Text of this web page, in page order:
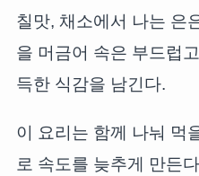
칠맛, 채소에서 나는 은
을 머금어 속은 부드럽
득한 식감을 남긴다.
이 요리는 함께 나눠 먹
로 속도를 늦추게 만든